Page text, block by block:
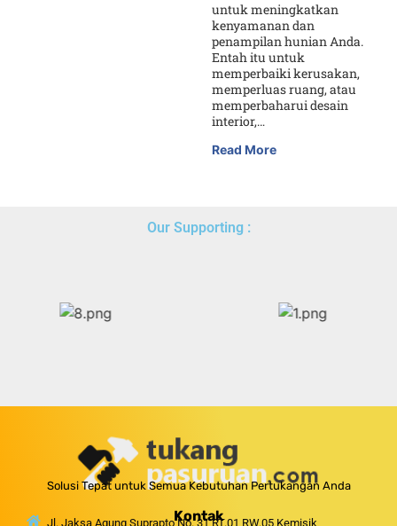
untuk meningkatkan
kenyamanan dan
penampilan hunian Anda.
Entah itu untuk
memperbaiki kerusakan,
memperluas ruang, atau
memperbaharui desain
interior,…
Read More
Our Supporting :
Solusi Tepat untuk Semua Kebutuhan Pertukangan Anda
Kontak
Jl. Jaksa Agung Suprapto No. 31 RT.01 RW.05 Kemisik,